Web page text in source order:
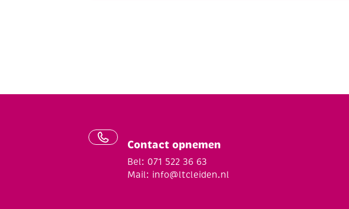
Contact opnemen
Bel: 071 522 36 63
Mail: info@ltcleiden.nl